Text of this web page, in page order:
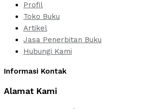
Profil
Toko Buku
Artikel
Jasa Penerbitan Buku
Hubungi Kami
Informasi Kontak
Alamat Kami